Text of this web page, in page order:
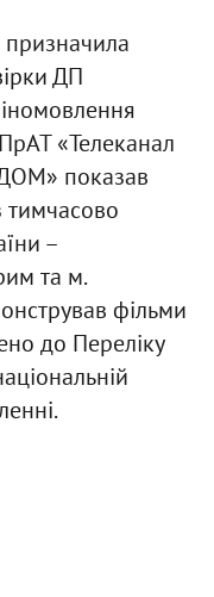
ДП
«Телеканал
показав
тимчасово
–
та м.
фільми
до Переліку